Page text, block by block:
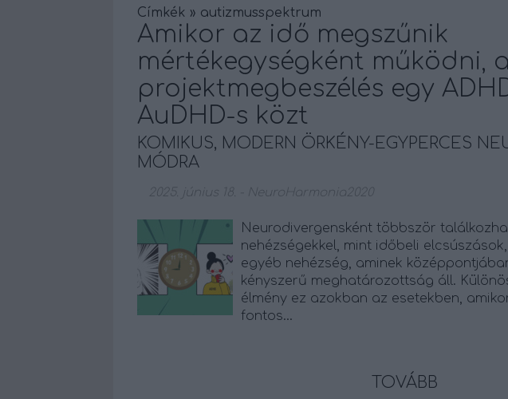
Címkék » autizmusspektrum
Amikor az idő megszűnik
mértékegységként működni,
projektmegbeszélés egy
AuDHD-s közt
KOMIKUS, MODERN ÖRKÉNY-EGYPERCES
MÓDRA
2025. június 18. NeuroHarmonia2020
Neurodivergensként többször
nehézségekkel, mint időbeli
egyéb nehézség, aminek
kényszerű meghatározottság áll.
élmény ez azokban az esetekben,
fontos…
TOVÁBB